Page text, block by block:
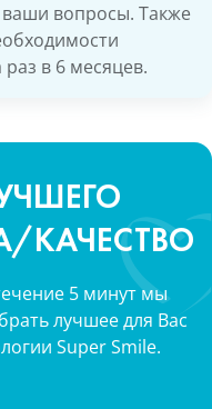
вопросы. Также
в 6 месяцев.
КАЧЕСТВО
5 минут мы
лучшее для Вас
Super Smile.